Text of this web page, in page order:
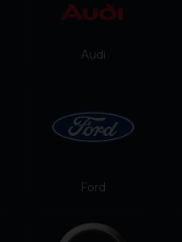
Ford
Audi